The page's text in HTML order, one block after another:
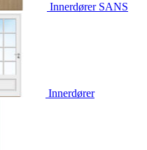
Innerdører SANS
Innerdører